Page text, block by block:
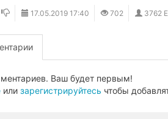
17.05.2019 17:40 702 3762
Ваш будет первым!
или зарегистрируйтесь чтобы